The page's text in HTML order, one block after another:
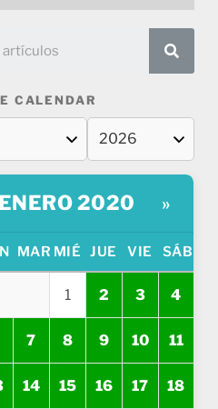
CALENDAR
2020 »
MAR MIÉ JUE VIE SÁB
1 2 3 4
7 8 9 10 11
14 15 16 17 18